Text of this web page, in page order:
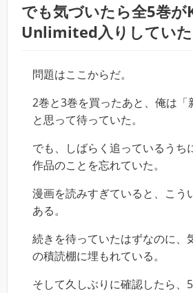
でも気づいたら全5巻
Unlimited入りしていた
問題はここからだ。
2巻と3巻を買ったあと、俺は「
と思って待っていた。
でも、しばらく追っているうち
作品のことを忘れていた。
漫画を読みすぎていると、こう
ある。
続きを待っていたはずなのに、
の積読棚に埋もれている。
そして久しぶりに確認したら、